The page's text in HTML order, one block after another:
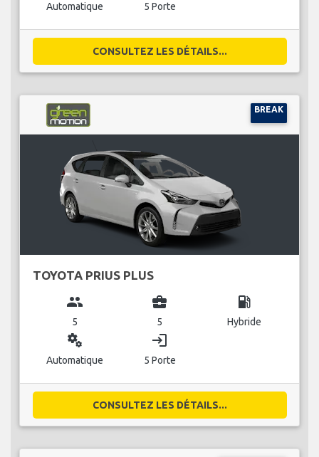
Automatique 5 Porte
CONSULTEZ LES DÉTAILS...
BREAK
TOYOTA PRIUS PLUS
group
5
business_center
5
local_gas_station
Hybride
miscellaneous_services
Automatique
login
5 Porte
CONSULTEZ LES DÉTAILS...